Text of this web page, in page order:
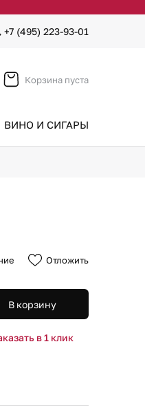
+7 (495) 223-93-01
Корзина пуста
ВИНО И СИГАРЫ
Отложить
В корзину
в 1 клик